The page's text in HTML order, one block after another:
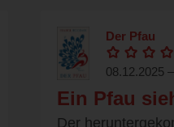
Der Pfau
08.12.2025
Ein Pfau
Der